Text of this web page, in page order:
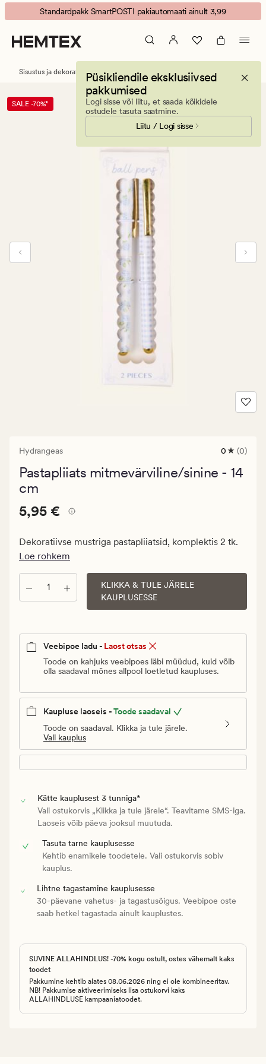
Hydrangeas
pastapliiats
mitmevärviline/sinine
Animated
banner.
Press
ESCAPE
Standardpakk SmartPOSTI pakiautomaati ainult 3,99
Püsikliendile eksklusiivsed
pakkumised
Logi sisse või liitu, et saada kõikidele
ostudele tasuta saatmine.
Liitu / Logi sisse
Sisustus ja dekoratiivesemed Kontoritarvikud Pliiatsid
SALE -70%*
Hydrangeas
0
keskmise
0 (0)
Pastapliiats mitmevärviline/sinine - 14
cm
Pris_ee
5,95
pris_ee
5,95
Pris_ee 5,95 €
5,95 €
Dekoratiivse mustriga pastapliiatsid, komplektis 2 tk.
Loe rohkem
Kogus
KLIKKA & TULE JÄRELE
KAUPLUSESSE
Veebipoe ladu - Laost otsas
Toode on kahjuks veebipoes läbi müüdud, kuid võib
olla saadaval mõnes allpool loetletud kaupluses.
Kaupluse laoseis -Toode saadaval
Toode on saadaval. Klikka ja tule järele.
Vali kauplus
Kätte kauplusest 3 tunniga*
Vali ostukorvis „Klikka ja tule järele“. Teavitame SMS-iga.
Laoseis võib päeva jooksul muutuda.
Tasuta tarne kauplusesse
Kehtib enamikele toodetele. Vali ostukorvis sobiv
kauplus.
Lihtne tagastamine kauplusesse
30-päevane vahetus- ja tagastusõigus. Veebipoe oste
saab hetkel tagastada ainult kauplustes.
SUVINE ALLAHINDLUS! -70% kogu ostult, ostes vähemalt kaks
toodet
Pakkumine kehtib alates 08.06.2026 ning ei ole kombineeritav.
NB! Pakkumise aktiveerimiseks lisa ostukorvi kaks
ALLAHINDLUSE kampaaniatoodet.